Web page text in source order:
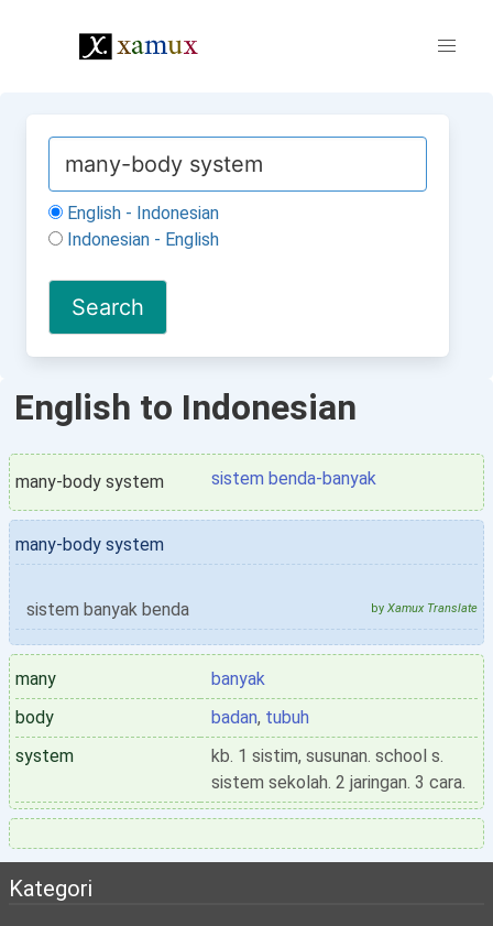
English - Indonesian
Indonesian - English
English to Indonesian
many-body system sistem benda-banyak
many-body system
sistem banyak benda by Xamux Translate
many
banyak
body
badan, tubuh
system
kb. 1 sistim, susunan. school s.
sistem sekolah. 2 jaringan. 3 cara.
Kategori